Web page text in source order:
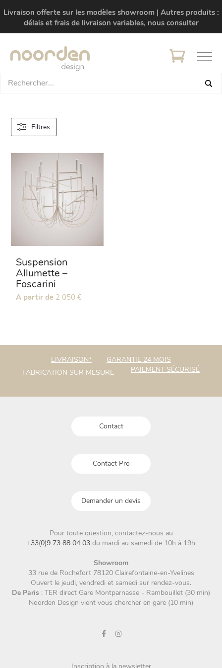
Livraison offerte sur les modèles showroom | Autres produits :
délais et frais de livraison variables, nous consulter
Filtres
Suspension
Allumette –
Foscarini
Ce
Les
être
sur
A partir de 2 050 €
LIVRAISON*
GARANTIE 24 MOIS
FABRICATION SUR MESURE
PAIEMENT SÉCURISÉ
Contact
Contact Pro
Demander un devis
Pour toute question, contactez-nous au
+33(0)9 73 88 04 03 du mardi au samedi de 10h à 19h
Showroom
33 rue de Rochefort 78120 Clairefontaine-en-Yvelines
Ouvert le jeudi, vendredi et samedi sur rendez-vous.
De Paris : TER direct Gare Montparnasse - Rambouillet (30 min)
Noorden Design vient vous chercher en gare (10 min)